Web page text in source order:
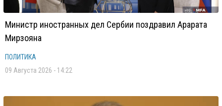
Министр иностранных дел Сербии поздравил Арарата
Мирзояна
ПОЛИТИКА
09 Августа 2026 - 14:22